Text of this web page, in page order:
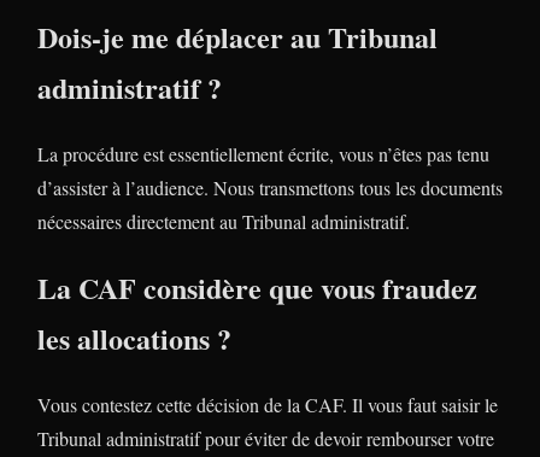
Dois-je me déplacer au Tribunal
administratif ?
La procédure est essentiellement écrite, vous n’êtes pas tenu
d’assister à l’audience. Nous transmettons tous les documents
nécessaires directement au Tribunal administratif.
La CAF considère que vous fraudez
les allocations ?
Vous contestez cette décision de la CAF. Il vous faut saisir le
Tribunal administratif pour éviter de devoir rembourser votre